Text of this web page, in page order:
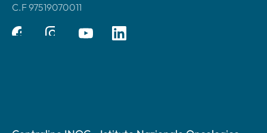
C.F 97519070011